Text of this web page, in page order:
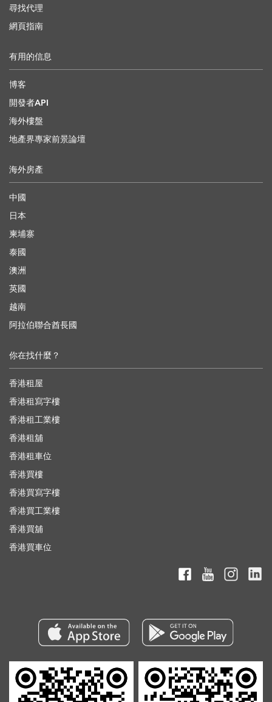
尋找代理
網頁指南
有用的信息
博客
開發者API
海外樓盤
地產界專家前景論壇
海外房產
中國
日本
柬埔寨
泰國
澳洲
英國
越南
阿拉伯聯合酋長國
你在找什麼？
香港租屋
香港租寫字樓
香港租工業樓
香港租舖
香港租車位
香港買樓
香港買寫字樓
香港買工業樓
香港買舖
香港買車位